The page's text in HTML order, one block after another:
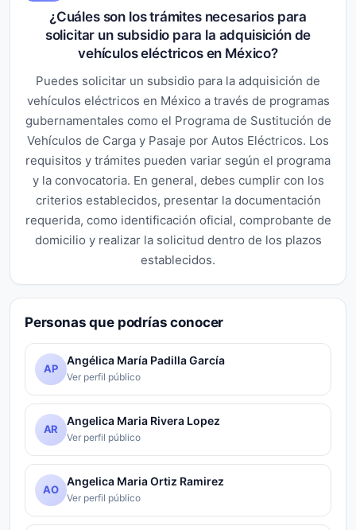
¿Cuáles son los trámites necesarios para
solicitar un subsidio para la adquisición de
vehículos eléctricos en México?
Puedes solicitar un subsidio para la adquisición de
vehículos eléctricos en México a través de programas
gubernamentales como el Programa de Sustitución de
Vehículos de Carga y Pasaje por Autos Eléctricos. Los
requisitos y trámites pueden variar según el programa
y la convocatoria. En general, debes cumplir con los
criterios establecidos, presentar la documentación
requerida, como identificación oficial, comprobante de
domicilio y realizar la solicitud dentro de los plazos
establecidos.
Personas que podrías conocer
AP
Angélica María Padilla García
Ver perfil público
AR
Angelica Maria Rivera Lopez
Ver perfil público
AO
Angelica Maria Ortiz Ramirez
Ver perfil público